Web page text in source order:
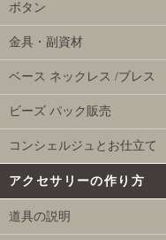
ボタン
金具・副資材
ベース ネックレス /ブレス
ビーズ パック販売
コンシェルジュとお仕立て
アクセサリーの作り方
道具の説明